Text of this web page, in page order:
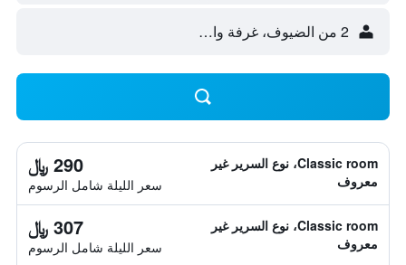
2 من الضيوف، غرفة واحدة
Classic room، نوع السرير غير
معروف
290 ﷼
سعر الليلة شامل الرسوم
Classic room، نوع السرير غير
معروف
307 ﷼
سعر الليلة شامل الرسوم